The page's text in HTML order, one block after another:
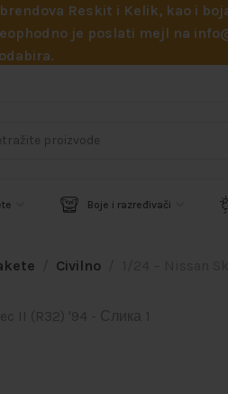
Reskit i Kelik, kao i
je poslati mejl na
Boje i razređivači
Civilno